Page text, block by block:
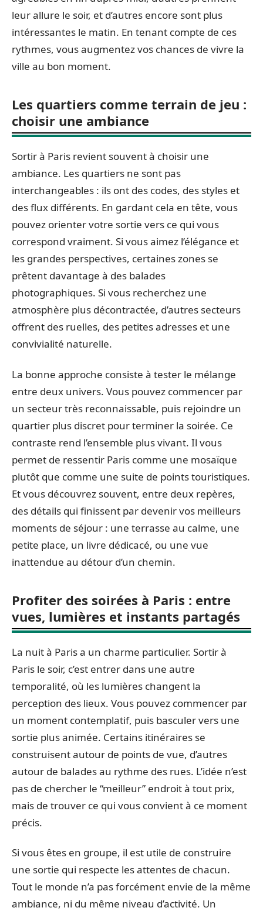
leur allure le soir, et d’autres encore sont plus
intéressantes le matin. En tenant compte de ces
rythmes, vous augmentez vos chances de vivre la
ville au bon moment.
Les quartiers comme terrain de jeu :
choisir une ambiance
Sortir à Paris revient souvent à choisir une
ambiance. Les quartiers ne sont pas
interchangeables : ils ont des codes, des styles et
des flux différents. En gardant cela en tête, vous
pouvez orienter votre sortie vers ce qui vous
correspond vraiment. Si vous aimez l’élégance et
les grandes perspectives, certaines zones se
prêtent davantage à des balades
photographiques. Si vous recherchez une
atmosphère plus décontractée, d’autres secteurs
offrent des ruelles, des petites adresses et une
convivialité naturelle.
La bonne approche consiste à tester le mélange
entre deux univers. Vous pouvez commencer par
un secteur très reconnaissable, puis rejoindre un
quartier plus discret pour terminer la soirée. Ce
contraste rend l’ensemble plus vivant. Il vous
permet de ressentir Paris comme une mosaïque
plutôt que comme une suite de points touristiques.
Et vous découvrez souvent, entre deux repères,
des détails qui finissent par devenir vos meilleurs
moments de séjour : une terrasse au calme, une
petite place, un livre dédicacé, ou une vue
inattendue au détour d’un chemin.
Profiter des soirées à Paris : entre
vues, lumières et instants partagés
La nuit à Paris a un charme particulier. Sortir à
Paris le soir, c’est entrer dans une autre
temporalité, où les lumières changent la
perception des lieux. Vous pouvez commencer par
un moment contemplatif, puis basculer vers une
sortie plus animée. Certains itinéraires se
construisent autour de points de vue, d’autres
autour de balades au rythme des rues. L’idée n’est
pas de chercher le “meilleur” endroit à tout prix,
mais de trouver ce qui vous convient à ce moment
précis.
Si vous êtes en groupe, il est utile de construire
une sortie qui respecte les attentes de chacun.
Tout le monde n’a pas forcément envie de la même
ambiance, ni du même niveau d’activité. Un